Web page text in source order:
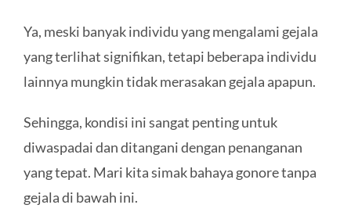
Ya, meski banyak individu yang mengalami gejala
yang terlihat signifikan, tetapi beberapa individu
lainnya mungkin tidak merasakan gejala apapun.
Sehingga, kondisi ini sangat penting untuk
diwaspadai dan ditangani dengan penanganan
yang tepat. Mari kita simak bahaya gonore tanpa
gejala di bawah ini.